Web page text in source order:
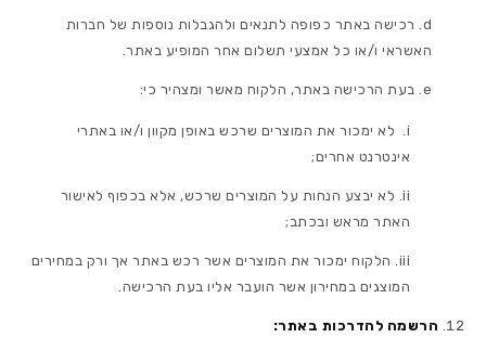
רכישה באתר כפופה לתנאים ולהגבלות נוספות של חברות
האשראי ו/או כל אמצעי תשלום אחר המופיע באתר.
בעת הרכישה באתר, הלקוח מאשר ומצהיר כי:
לא ימכור את המוצרים שרכש באופן מקוון ו/או באתרי
אינטרנט אחרים;
לא יבצע הנחות על המוצרים שרכש, אלא בכפוף לאישור
האתר מראש ובכתב;
הלקוח ימכור את המוצרים אשר רכש באתר אך ורק במחירים
המוצגים במחירון אשר הועבר אליו בעת הרכישה.
הרשמה להדרכות באתר: